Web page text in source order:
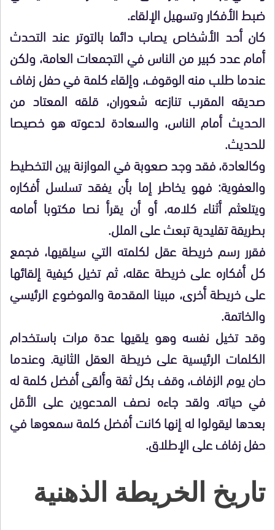
ضبط الأفكار وتسهيل الإلقاء.
كان أحد الأشخاص يصاب دائما بالتوتر عند التحدث
أمام عدد كبير من الناس في التجمعات العامة، ولكن
عندما طلب منه الوقوف، وإلقاء كلمة في حفل زفاف
صديقه المقرب تنازعه شعوران، قلقه المعتاد من
الحديث أمام الناس، والسعادة لدعوته هو خصيصا
للحديث.
وكالعادة، فقد وجد صعوبة في الموازنة بين التخطيط
والعفوية: فهو يخاطر إما بأن يفقد تسلسل أفكاره
ويتلعثم أثناء كلامه، أو أن يقرأ نصا مكتوبا أمامه
بطريقة تقليدية تبعث على الملل.
فقرر رسم خريطة عقل لكلمته التي سيلقيها، فجمع
كل أفكاره على خريطة عقله، ثم تخيل كيفية إلقائها
على خريطة أخرى، مبينا المقدمة والموضوع الرئيسي
والخاتمة.
وقد تخيل نفسه وهو يلقيها عدة مرات باستخدام
الكلمات الرئيسية على خريطة العقل الثانية. وعندما
حان يوم الزفاف، وقف بكل ثقة وألقى أفضل كلمة له
في حياته. ولقد جاءه نصف المدعوين على الأقل
بعدها ليقولوا له إنها كانت أفضل كلمة سمعوها في
حفل زفاف على الإطلاق.
تاريخ الخريطة الذهنية